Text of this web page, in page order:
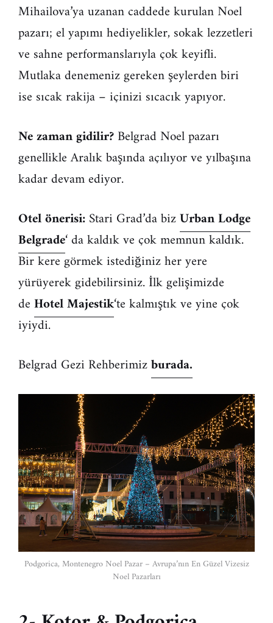
Mihailova’ya uzanan caddede kurulan Noel
pazarı; el yapımı hediyelikler, sokak lezzetleri
ve sahne performanslarıyla çok keyifli.
Mutlaka denemeniz gereken şeylerden biri
ise sıcak rakija – içinizi sıcacık yapıyor.
Ne zaman gidilir?Belgrad Noel pazarı
genellikle Aralık başında açılıyor ve yılbaşına
kadar devam ediyor.
Otel önerisi:Stari Grad’da bizUrban Lodge
Belgrade‘ da kaldık ve çok memnun kaldık.
Bir kere görmek istediğiniz her yere
yürüyerek gidebilirsiniz. İlk gelişimizde
deHotel Majestik‘te kalmıştık ve yine çok
iyiydi.
Belgrad Gezi Rehberimizburada.
Podgorica, Montenegro Noel Pazar – Avrupa’nın En Güzel Vizesiz
Noel Pazarları